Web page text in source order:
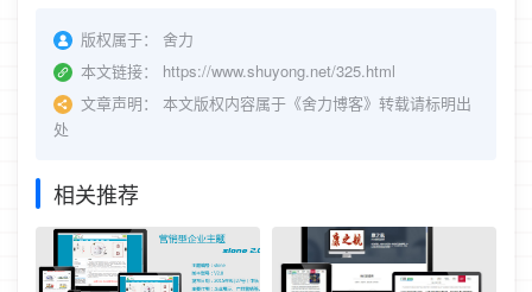
版权属于：
舍力
本文链接：
https://www.shuyong.net/325.html
文章声明：
本文版权内容属于《舍力博客》转载请标明出
处
相关推荐